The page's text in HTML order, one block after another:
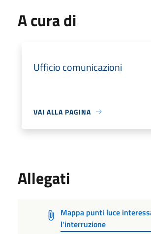
A cura di
Ufficio comunicazioni
VAI ALLA PAGINA
Allegati
Mappa punti luce
l'interruzione